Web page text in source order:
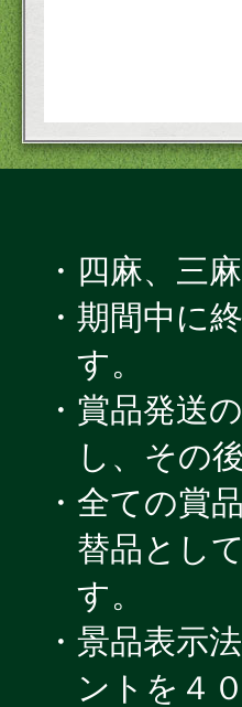
・四麻、三
・期間中に
す。
・賞品発送
し、その
・全ての賞
替品とし
す。
・景品表示
ントを４